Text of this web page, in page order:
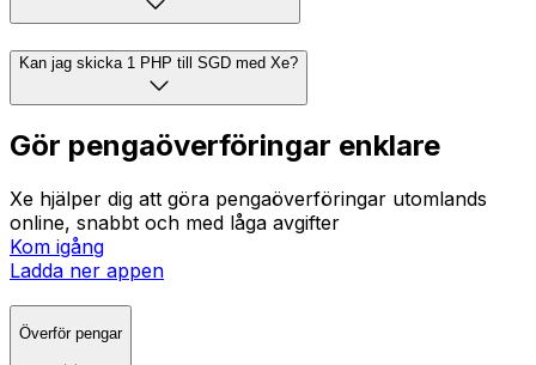
Kan jag skicka 1 PHP till SGD med Xe?
Gör pengaöverföringar enklare
Xe hjälper dig att göra pengaöverföringar utomlands
online, snabbt och med låga avgifter
Kom igång
Ladda ner appen
Överför pengar